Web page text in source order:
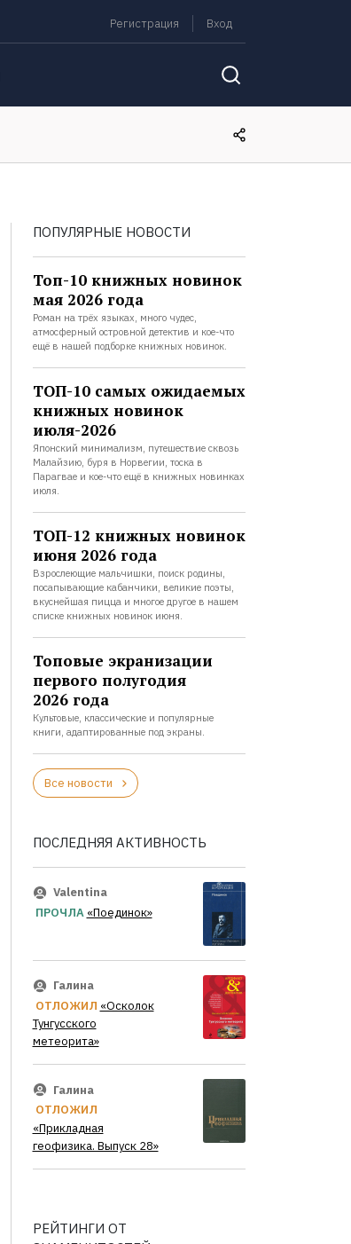
Регистрация Вход
ПОПУЛЯРНЫЕ НОВОСТИ
Топ-10 книжных новинок
мая 2026 года
Роман на трёх языках, много чудес,
атмосферный островной детектив и кое-что
ещё в нашей подборке книжных новинок.
ТОП-10 самых ожидаемых
книжных новинок
июля-2026
Японский минимализм, путешествие сквозь
Малайзию, буря в Норвегии, тоска в
Парагвае и кое-что ещё в книжных новинках
июля.
ТОП-12 книжных новинок
июня 2026 года
Взрослеющие мальчишки, поиск родины,
посапывающие кабанчики, великие поэты,
вкуснейшая пицца и многое другое в нашем
списке книжных новинок июня.
Топовые экранизации
первого полугодия
2026 года
Культовые, классические и популярные
книги, адаптированные под экраны.
Все новости
ПОСЛЕДНЯЯ АКТИВНОСТЬ
Valentina
ПРОЧЛА «Поединок»
Галина
ОТЛОЖИЛ «Осколок
Тунгусского
метеорита»
Галина
ОТЛОЖИЛ
«Прикладная
геофизика. Выпуск 28»
РЕЙТИНГИ ОТ